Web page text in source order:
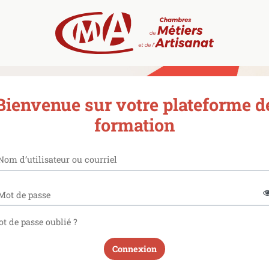
sur votre plateforme
formation
de passe oublié ?
Connexion